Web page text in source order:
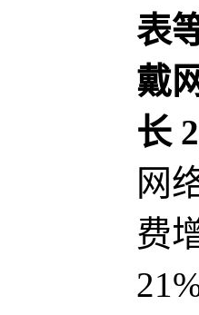
表
戴
长
网
费